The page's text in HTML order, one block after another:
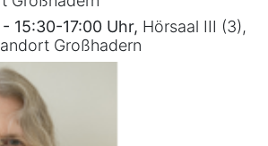
15:30-17:00 Uhr, Hörsaal III (3),
Großhadern